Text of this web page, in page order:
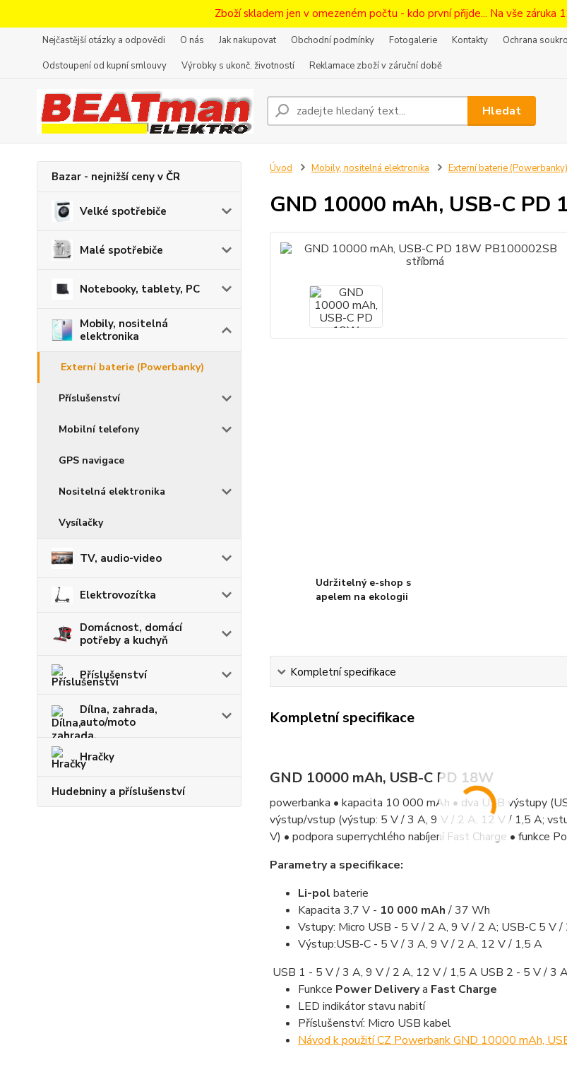
Zboží skladem jen v omezeném počtu - kdo první přijde... Na vše záruka
Nejčastější otázky a odpovědi O nás Jak nakupovat Obchodní podmínky Fotogalerie Kontakty
Ochrana
Odstoupení od kupní smlouvy
Výrobky s ukonč. životností Reklamace zboží v záruční době
Hledat
Bazar - nejnižší ceny v ČR
Velké spotřebiče
Malé spotřebiče
Notebooky, tablety, PC
Mobily, nositelná
elektronika
Externí baterie (Powerbanky)
Příslušenství
Mobilní telefony
GPS navigace
Nositelná elektronika
Vysílačky
TV, audio-video
Elektrovozítka
Domácnost, domácí
potřeby a kuchyň
Příslušenství
Dílna, zahrada,
auto/moto
Hračky
Hudebniny a příslušenství
Úvod Mobily, nositelná elektronika Externí baterie (Powerbanky)
GND 10000 mAh, USB-C
Udržitelný e-shop s
apelem na ekologii
Kompletní specifikace
Kompletní specifikace
GND 10000 mAh, USB-C PD 18W
powerbanka • kapacita 10 000 mAh • dva USB výstupy
výstup/vstup (výstup: 5 V / 3 A, 9 V / 2 A, 12 V / 1,5 A;
V) • podpora superrychlého nabíjení Fast Charge • funkce
Parametry a specifikace:
Li-pol baterie
Kapacita 3,7 V - 10 000 mAh/ 37 Wh
Vstupy: Micro USB - 5 V / 2 A, 9 V / 2 A; USB-C 5 V
Výstup:USB-C - 5 V / 3 A, 9 V / 2 A, 12 V / 1,5 A
USB 1 - 5 V / 3 A, 9 V / 2 A, 12 V / 1,5 A USB 2 - 5 V / 3
Funkce Power Deliverya Fast Charge
LED indikátor stavu nabití
Příslušenství: Micro USB kabel
Návod k použití CZ Powerbank GND 10000 mAh,